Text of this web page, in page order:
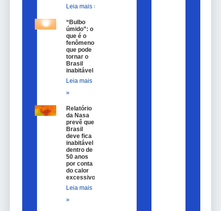
Leia mais »
“Bulbo
úmido”: o
que é o
fenômeno
que pode
tornar o
Brasil
inabitável
Leia mais
»
Relatório
da Nasa
prevê que
Brasil
deve fica
inabitável
dentro de
50 anos
por conta
do calor
excessivo
Leia mais
»